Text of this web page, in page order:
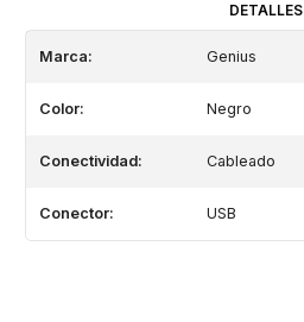
DETALLES
Marca: Genius
Color: Negro
Conectividad: Cableado
Conector: USB